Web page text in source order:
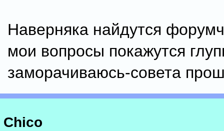
Наверняка найдутся
мои вопросы покажутся
заморачиваюсь-совета
Chico